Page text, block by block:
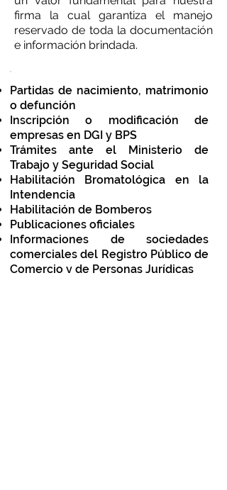
firma la cual garantiza el manejo
reservado de toda la documentación
e información brindada.
Partidas de nacimiento, matrimonio
o defunción
Inscripción o modificación de
empresas en DGI y BPS
Trámites ante el Ministerio de
Trabajo y Seguridad Social
Habilitación Bromatológica en la
Intendencia
Habilitación de Bomberos
Publicaciones oficiales
Informaciones de sociedades
comerciales del Registro Público de
Comercio y de Personas Jurídicas